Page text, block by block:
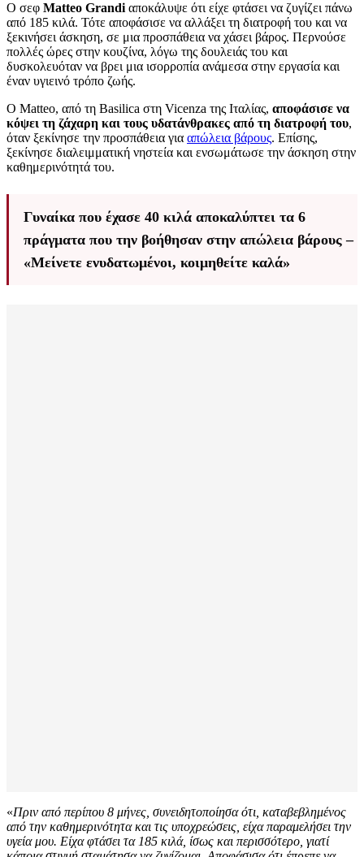
Ο σεφ Matteo Grandi αποκάλυψε ότι είχε φτάσει να ζυγίζει πάνω
από 185 κιλά. Τότε αποφάσισε να αλλάξει τη διατροφή του και να
ξεκινήσει άσκηση, σε μια προσπάθεια να χάσει βάρος. Περνούσε
πολλές ώρες στην κουζίνα, λόγω της δουλειάς του και
δυσκολευόταν να βρει μια ισορροπία ανάμεσα στην εργασία και
έναν υγιεινό τρόπο ζωής.
Ο Matteo, από τη Basilica στη Vicenza της Ιταλίας, αποφάσισε να
κόψει τη ζάχαρη και τους υδατάνθρακες από τη διατροφή του,
όταν ξεκίνησε την προσπάθεια για απώλεια βάρους. Επίσης,
ξεκίνησε διαλειμματική νηστεία και ενσωμάτωσε την άσκηση στην
καθημερινότητά του.
Γυναίκα που έχασε 40 κιλά αποκαλύπτει τα 6
πράγματα που την βοήθησαν στην απώλεια βάρους –
«Μείνετε ενυδατωμένοι, κοιμηθείτε καλά»
«Πριν από περίπου 8 μήνες, συνειδητοποίησα ότι, καταβεβλημένος
από την καθημερινότητα και τις υποχρεώσεις, είχα παραμελήσει την
υγεία μου. Είχα φτάσει τα 185 κιλά, ίσως και περισσότερο, γιατί